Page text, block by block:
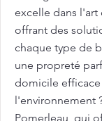
excelle dans
offrant des
chaque type de
une propreté
domicile
l'environnement
Pomerleau, qui